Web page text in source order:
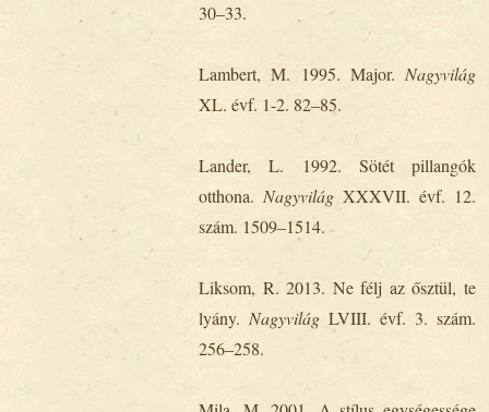
30‒33.
Lambert, M. 1995. Major. Nagyvilág
XL. évf. 1-2. 82‒85.
Lander, L. 1992. Sötét pillangók
otthona. Nagyvilág XXXVII. évf. 12.
szám. 1509‒1514.
Liksom, R. 2013. Ne félj az ősztül, te
lyány. Nagyvilág LVIII. évf. 3. szám.
256‒258.